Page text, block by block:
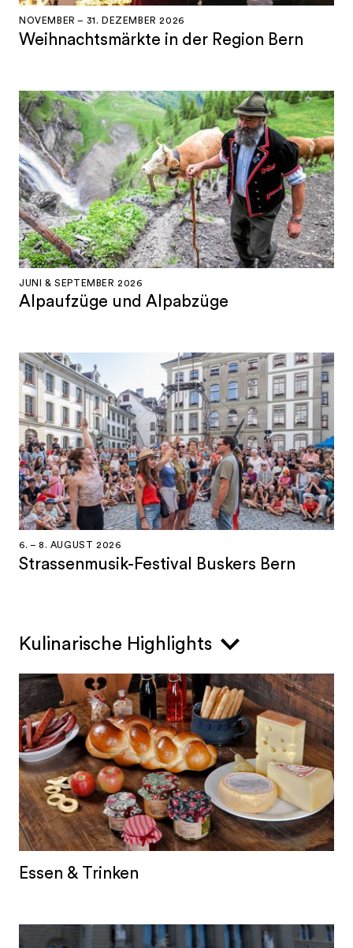
NOVEMBER – 31. DEZEMBER 2026
Weihnachtsmärkte in der Region Bern
JUNI & SEPTEMBER 2026
Alpaufzüge und Alpabzüge
6. – 8. AUGUST 2026
Strassenmusik-Festival Buskers Bern
Kulinarische Highlights
Essen & Trinken